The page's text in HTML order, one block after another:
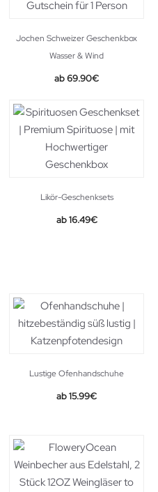
Jochen Schweizer Geschenkbox
Wasser & Wind
69.90€
Likör-Geschenksets
16.49€
Lustige Ofenhandschuhe
15.99€